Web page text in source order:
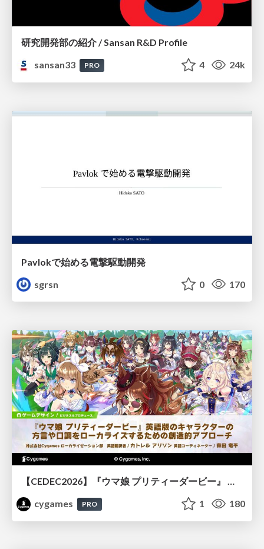
研究開発部の紹介 / Sansan R&D Profile
sansan33
PRO 4 24k
Pavlokで始める電撃駆動開発
sgrsn
0 170
【CEDEC2026】『ウマ娘 プリティーダービー』 英語版のキャラクターの方言や口調をローカライズするための創造的アプローチ
cygames
PRO 1 180